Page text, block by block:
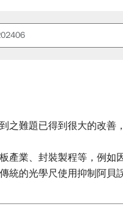
難題已得到很大的改善
業、封裝製程等，例
的光學尺使用抑制阿貝誤
，藉由切換粗細定位達到